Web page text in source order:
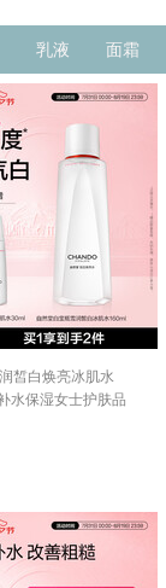
乳液 面霜
皙白焕亮冰肌水
水保湿女士护肤品